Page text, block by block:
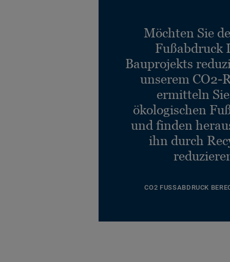
Möchten Sie
Fußabdruck
Bauprojekts
unserem CO2-
ermitteln
ökologischen
und finden
ihn durch
CO2 FUSSABDRUCK